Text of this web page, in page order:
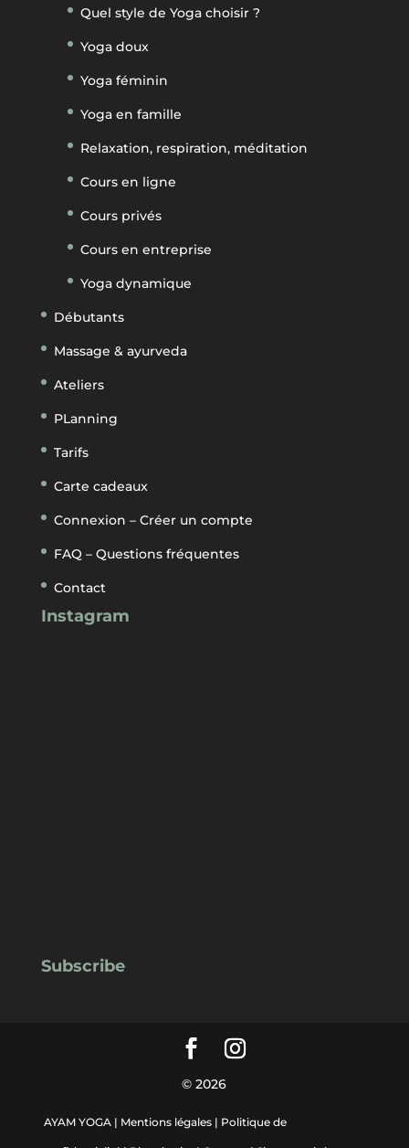
Quel style de Yoga choisir ?
Yoga doux
Yoga féminin
Yoga en famille
Relaxation, respiration, méditation
Cours en ligne
Cours privés
Cours en entreprise
Yoga dynamique
Débutants
Massage & ayurveda
Ateliers
PLanning
Tarifs
Carte cadeaux
Connexion – Créer un compte
FAQ – Questions fréquentes
Contact
Instagram
Subscribe
© 2026
AYAM YOGA | Mentions légales| Politique de